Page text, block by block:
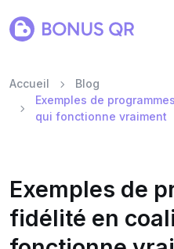
Accueil
Blog
Exemples de
qui fonctionne vraiment
Exemples de
fidélité en